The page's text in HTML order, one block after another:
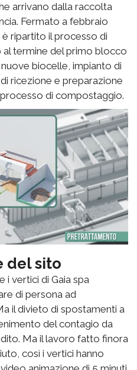
arrivano dalla raccolta
Fermato a febbraio
ripartito il processo di
termine del primo blocco
biocelle, impianto di
ricezione e preparazione
di compostaggio.
del sito
i vertici di Gaia spa
di persona ad
il divieto di spostamenti a
del contagio da
Ma il lavoro fatto finora
così i vertici hanno